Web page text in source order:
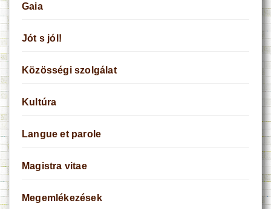
Gaia
Jót s jól!
Közösségi szolgálat
Kultúra
Langue et parole
Magistra vitae
Megemlékezések